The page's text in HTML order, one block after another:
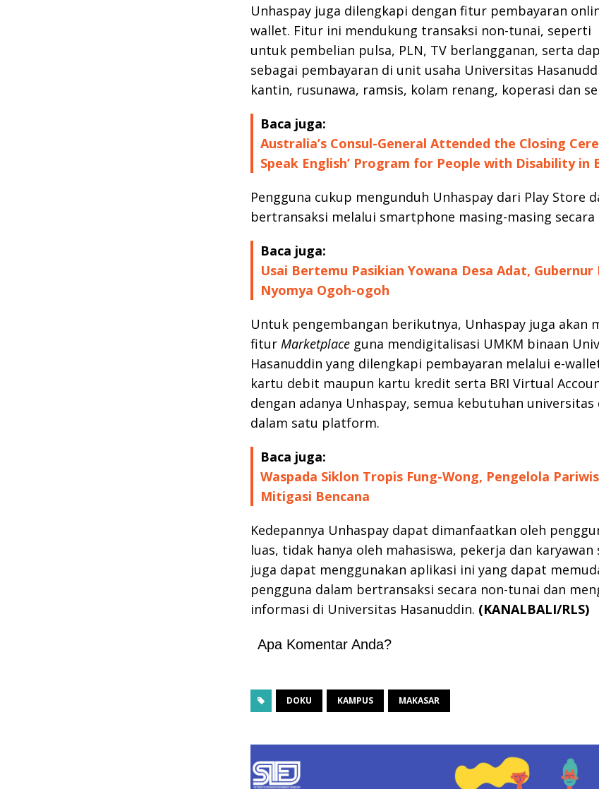
Unhaspay juga dilengkapi dengan fitur pembayaran
wallet. Fitur ini mendukung transaksi non-tunai, seperti
untuk pembelian pulsa, PLN, TV berlangganan, serta
sebagai pembayaran di unit usaha Universitas
kantin, rusunawa, ramsis, kolam renang, koperasi dan
Baca juga:
Australia’s Consul-General Attended the Closing
Speak English’ Program for People with Disability in
Pengguna cukup mengunduh Unhaspay dari Play Store
bertransaksi melalui smartphone masing-masing secara
Baca juga:
Usai Bertemu Pasikian Yowana Desa Adat,
Nyomya Ogoh-ogoh
Untuk pengembangan berikutnya, Unhaspay juga akan
fitur Marketplaceguna mendigitalisasi UMKM binaan
Hasanuddin yang dilengkapi pembayaran melalui e-
kartu debit maupun kartu kredit serta BRI Virtual
dengan adanya Unhaspay, semua kebutuhan
dalam satu platform.
Baca juga:
Waspada Siklon Tropis Fung-Wong, Pengelola
Mitigasi Bencana
Kedepannya Unhaspay dapat dimanfaatkan oleh
luas, tidak hanya oleh mahasiswa, pekerja dan
juga dapat menggunakan aplikasi ini yang dapat
pengguna dalam bertransaksi secara non-tunai dan
informasi di Universitas Hasanuddin. (KANALBALI/RLS)
Apa Komentar Anda?
DOKU KAMPUS MAKASAR